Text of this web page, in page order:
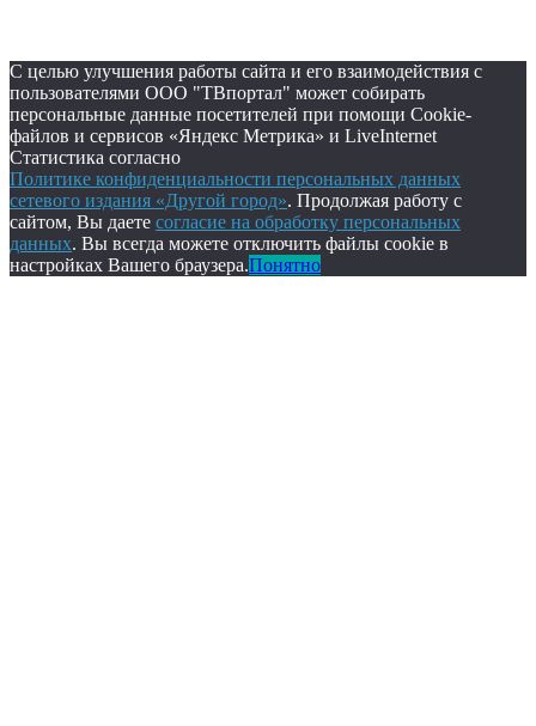
С целью улучшения работы сайта и его взаимодействия с
пользователями ООО "ТВпортал" может собирать
персональные данные посетителей при помощи Cookie-
файлов и сервисов «Яндекс Метрика» и LiveInternet
Статистика согласно
Политике конфиденциальности персональных данных
сетевого издания «Другой город». Продолжая работу с
сайтом, Вы даете согласие на обработку персональных
данных. Вы всегда можете отключить файлы cookie в
настройках Вашего браузера.Понятно